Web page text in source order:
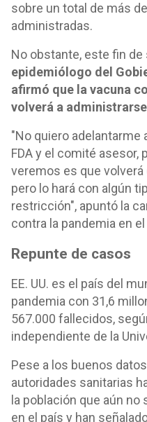
sobre un total de más
administradas.
No obstante, este fin de
epidemiólogo del
afirmó que la vacuna
volverá a
"No quiero adelantarme
FDA y el comité asesor,
veremos es que
pero lo hará con algún
restricción", apuntó la
contra la pandemia en el
Repunte de casos
EE. UU. es el país del
pandemia con 31,6
567.000 fallecidos,
independiente de la
Pese a los buenos
autoridades sanitarias
la población que aún
en el país y han